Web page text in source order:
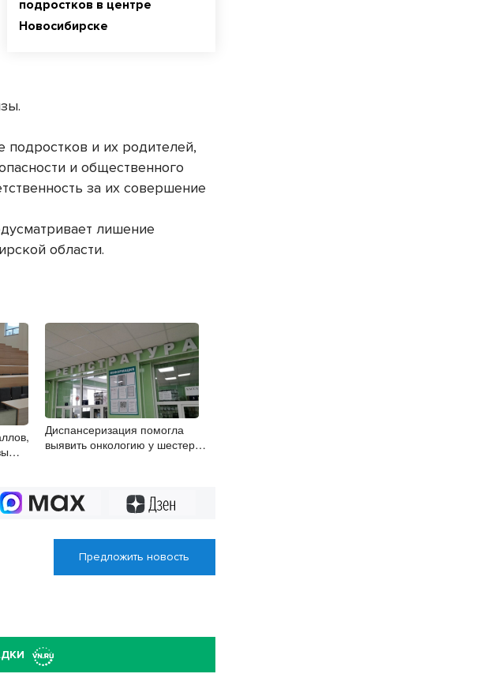
подростков в центре
Новосибирске
и их родителей,
и общественного
за их совершение
лишение
области.
Диспансеризация помогла
выявить онкологию у шестерых
Предложить новость